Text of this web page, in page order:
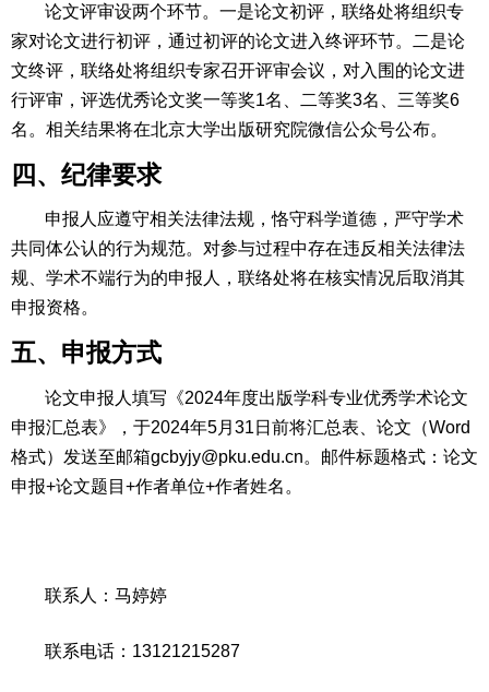
论文评审设两个环节。一是论文初评，联络处将组织专
家对论文进行初评，通过初评的论文进入终评环节。二是论
文终评，联络处将组织专家召开评审会议，对入围的论文进
行评审，评选优秀论文奖一等奖1名、二等奖3名、三等奖6
名。相关结果将在北京大学出版研究院微信公众号公布。
四、纪律要求
申报人应遵守相关法律法规，恪守科学道德，严守学术
共同体公认的行为规范。对参与过程中存在违反相关法律法
规、学术不端行为的申报人，联络处将在核实情况后取消其
申报资格。
五、申报方式
论文申报人填写《2024年度出版学科专业优秀学术论文
申报汇总表》，于2024年5月31日前将汇总表、论文（Word
格式）发送至邮箱gcbyjy@pku.edu.cn。邮件标题格式：论文
申报+论文题目+作者单位+作者姓名。
联系人：马婷婷
联系电话：13121215287